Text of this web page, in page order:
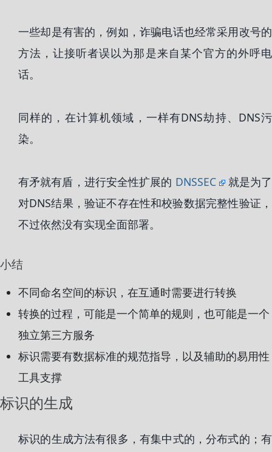
一些却是有害的，例如，诈骗电话也经常采用改号的
方法，让接听者误以为那是来自某个官方的外呼电
话。
同样的，在计算机领域，一样有DNS劫持、DNS污
染。
有矛就有盾，进行安全性扩展的 DNSSEC
就是为了
对DNS结果，验证不存在性和校验数据完整性验证，
不过依然没有实现全面部署。
小结
不同命名空间的标识，在互通时需要进行转换
转换的过程，可能是一个简单的规则，也可能是一个
独立第三方服务
标识需要有数据标准的规范指导，以及辅助的易用性
工具支撑
标识的生成
标识的生成方法有很多，有集中式的，分布式的；有